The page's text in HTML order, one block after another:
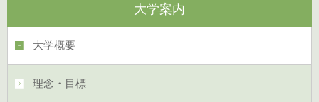
大学案内
大学概要
理念・目標